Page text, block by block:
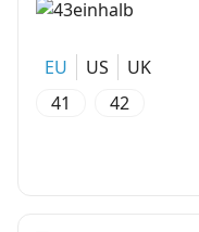
EU US
UK
41
42